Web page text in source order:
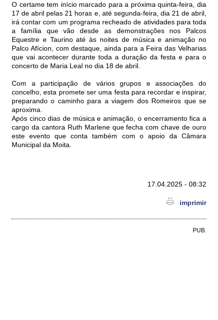
O certame tem início marcado para a próxima quinta-feira, dia
17 de abril pelas 21 horas e, até segunda-feira, dia 21 de abril,
irá contar com um programa recheado de atividades para toda
a família que vão desde as demonstrações nos Palcos
Equestre e Taurino até às noites de música e animação no
Palco Afícion, com destaque, ainda para a Feira das Velharias
que vai acontecer durante toda a duração da festa e para o
concerto de Maria Leal no dia 18 de abril.
Com a participação de vários grupos e associações do
concelho, esta promete ser uma festa para recordar e inspirar,
preparando o caminho para a viagem dos Romeiros que se
aproxima.
Após cinco dias de música e animação, o encerramento fica a
cargo da cantora Ruth Marlene que fecha com chave de ouro
este evento que conta também com o apoio da Câmara
Municipal da Moita.
17.04.2025 - 08:32
imprimir
PUB.